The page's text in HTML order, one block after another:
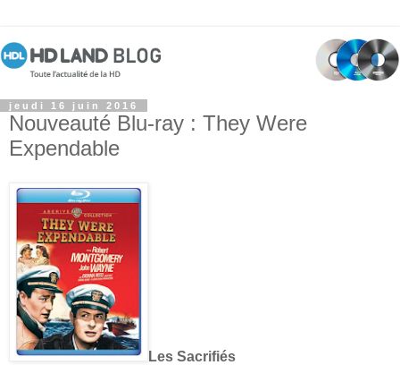
jeudi 16 juin 2016
Nouveauté Blu-ray : They Were
Expendable
Les Sacrifiés